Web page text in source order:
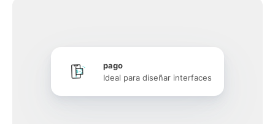
pago
Ideal para diseñar interfaces